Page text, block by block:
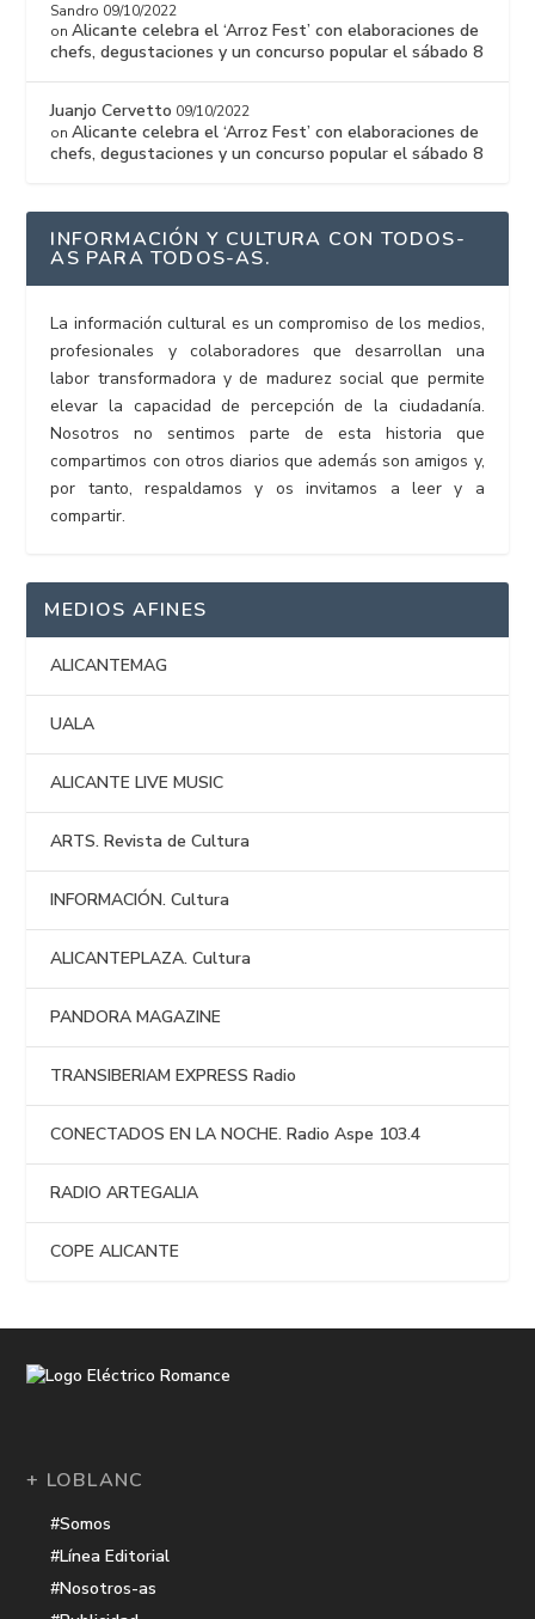
Sandro 09/10/2022
onAlicante celebra el ‘Arroz Fest’ con elaboraciones de
chefs, degustaciones y un concurso popular el sábado 8
Juanjo Cervetto 09/10/2022
onAlicante celebra el ‘Arroz Fest’ con elaboraciones de
chefs, degustaciones y un concurso popular el sábado 8
INFORMACIÓN Y CULTURA CON TODOS-
AS PARA TODOS-AS.
La información cultural es un compromiso de los medios,
profesionales y colaboradores que desarrollan una
labor transformadora y de madurez social que permite
elevar la capacidad de percepción de la ciudadanía.
Nosotros no sentimos parte de esta historia que
compartimos con otros diarios que además son amigos y,
por tanto, respaldamos y os invitamos a leer y a
compartir.
MEDIOS AFINES
ALICANTEMAG
UALA
ALICANTE LIVE MUSIC
ARTS. Revista de Cultura
INFORMACIÓN. Cultura
ALICANTEPLAZA. Cultura
PANDORA MAGAZINE
TRANSIBERIAM EXPRESS Radio
CONECTADOS EN LA NOCHE. Radio Aspe 103.4
RADIO ARTEGALIA
COPE ALICANTE
+ LOBLANC
#Somos
#Línea Editorial
#Nosotros-as